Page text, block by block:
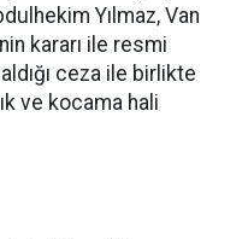
Yılmaz, Van
kararı ile resmi
ceza ile birlikte
ve kocama hali